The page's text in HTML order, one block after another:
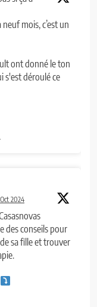
mois, c’est un
ont donné le ton
s'est déroulé ce
2024
des conseils pour
sa fille et trouver